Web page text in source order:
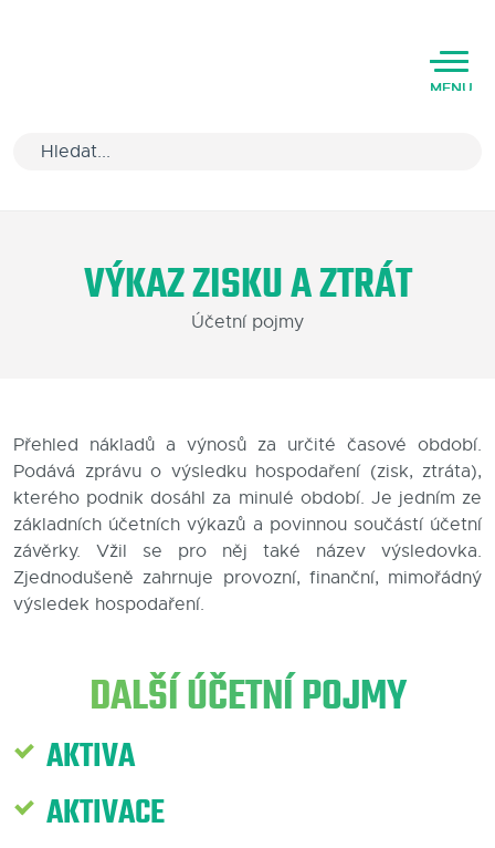
MENU
Varianty software
Kariéra
Partneři
Blog
Kontakty
VÝKAZ ZISKU A ZTRÁT
Účetní pojmy
Přehled nákladů a výnosů za určité časové období.
Podává zprávu o výsledku hospodaření (zisk, ztráta),
kterého podnik dosáhl za minulé období. Je jedním ze
základních účetních výkazů a povinnou součástí účetní
závěrky. Vžil se pro něj také název výsledovka.
Zjednodušeně zahrnuje provozní, finanční, mimořádný
výsledek hospodaření.
DALŠÍ ÚČETNÍ POJMY
AKTIVA
AKTIVACE